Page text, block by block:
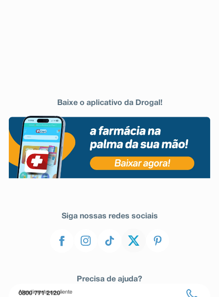
Baixe o aplicativo da Drogal!
Siga nossas redes sociais
Precisa de ajuda?
Atendimento ao cliente
0800 771 2120